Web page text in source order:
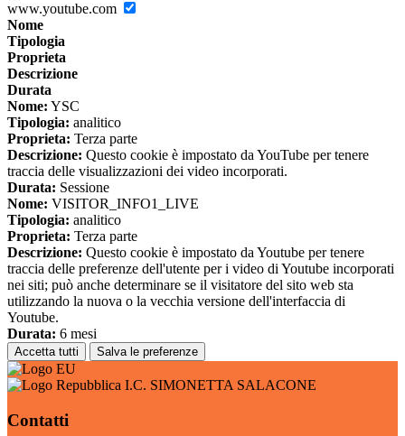
www.youtube.com
Nome
Tipologia
Proprieta
Descrizione
Durata
Nome: YSC
Tipologia: analitico
Proprieta: Terza parte
Descrizione: Questo cookie è impostato da YouTube per tenere
traccia delle visualizzazioni dei video incorporati.
Durata: Sessione
Nome: VISITOR_INFO1_LIVE
Tipologia: analitico
Proprieta: Terza parte
Descrizione: Questo cookie è impostato da Youtube per tenere
traccia delle preferenze dell'utente per i video di Youtube incorporati
nei siti; può anche determinare se il visitatore del sito web sta
utilizzando la nuova o la vecchia versione dell'interfaccia di
Youtube.
Durata: 6 mesi
Accetta tutti Salva le preferenze
I.C. SIMONETTA SALACONE
Contatti